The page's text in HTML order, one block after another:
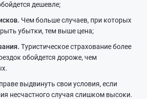
дешевле;
Чем больше случаев, при которых
убытки, тем выше цена;
Туристическое страхование более
обойдется дороже, чем
выдвинуть свои условия, если
несчастного случая слишком высоки.